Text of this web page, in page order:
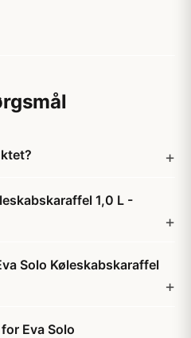
1,0 L -
Solo Køleskabskaraffel
Eva Solo